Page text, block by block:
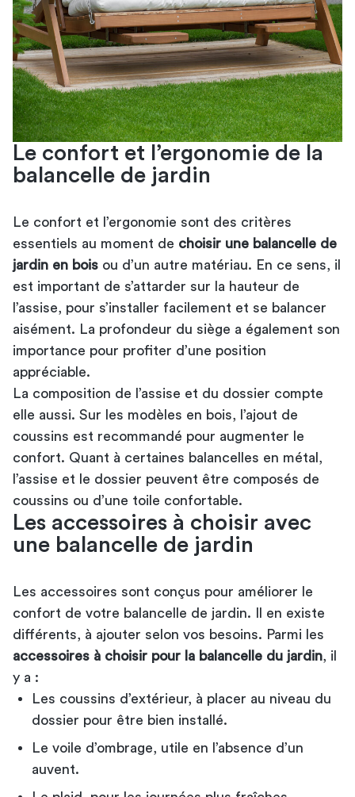
Le confort et l’ergonomie de la
balancelle de jardin
Le confort et l’ergonomie sont des critères
essentiels au moment de choisir une balancelle de
jardin en bois ou d’un autre matériau. En ce sens, il
est important de s’attarder sur la hauteur de
l’assise, pour s’installer facilement et se balancer
aisément. La profondeur du siège a également son
importance pour profiter d’une position
appréciable.
La composition de l’assise et du dossier compte
elle aussi. Sur les modèles en bois, l’ajout de
coussins est recommandé pour augmenter le
confort. Quant à certaines balancelles en métal,
l’assise et le dossier peuvent être composés de
coussins ou d’une toile confortable.
Les accessoires à choisir avec
une balancelle de jardin
Les accessoires sont conçus pour améliorer le
confort de votre balancelle de jardin. Il en existe
différents, à ajouter selon vos besoins. Parmi les
accessoires à choisir pour la balancelle du jardin , il
y a :
Les coussins d’extérieur, à placer au niveau du
dossier pour être bien installé.
Le voile d’ombrage, utile en l’absence d’un
auvent.